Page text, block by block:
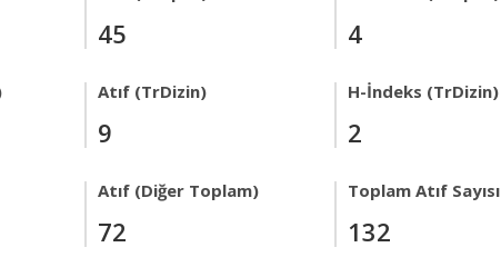
45 4
Atıf (TrDizin)
9
H-İndeks (TrDizin)
2
Atıf (Diğer Toplam)
72
Toplam Atıf Sayısı
132